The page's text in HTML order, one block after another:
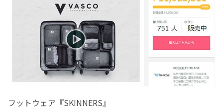
フットウェア『SKINNERS』